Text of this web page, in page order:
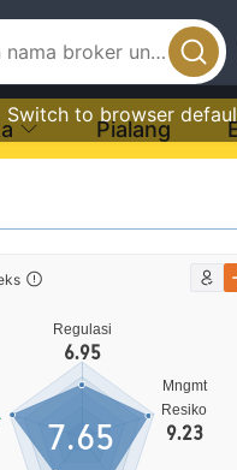
Switch to browser
Pialang
Regulasi
6.95
Mngmt
Resiko
9.23
7.65